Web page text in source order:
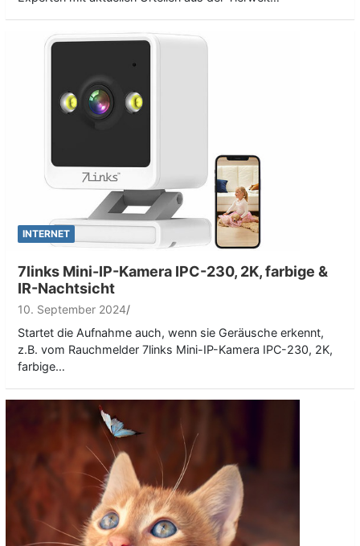
INTERNET
7links Mini-IP-Kamera IPC-230, 2K, farbige &
IR-Nachtsicht
10. September 2024
Startet die Aufnahme auch, wenn sie Geräusche erkennt,
z.B. vom Rauchmelder 7links Mini-IP-Kamera IPC-230, 2K,
farbige…